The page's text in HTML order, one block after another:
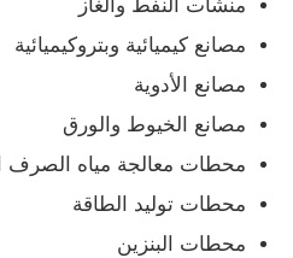
منشآت النفط والغاز
مصانع كيميائية وبتروكيميائية
مصانع الأدوية
مصانع الخيوط والورق
محطات معالجة مياه
محطات توليد الطاقة
محطات البنزين